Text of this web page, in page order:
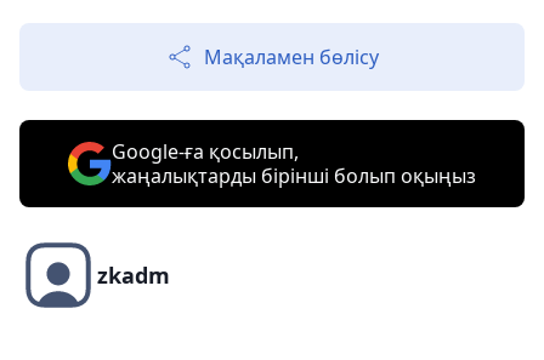
Мақаламен бөлісу
Google-ға қосылып,
жаңалықтарды бірінші болып оқыңыз
zkadm